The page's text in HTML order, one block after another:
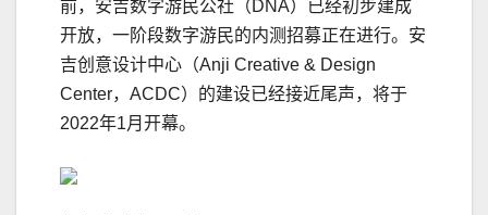
前，安吉数字游民公社（DNA）已经初步建成
开放，一阶段数字游民的内测招募正在进行。安
吉创意设计中心（Anji Creative & Design
Center，ACDC）的建设已经接近尾声，将于
2022年1月开幕。